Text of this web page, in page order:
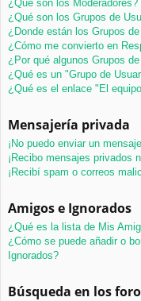
¿Qué son los Moderadores?
¿Qué son los Grupos de
¿Donde están los Grupos
¿Cómo me convierto en
¿Por qué algunos Grupos
¿Qué es un "Grupo de
¿Qué es el enlace "El
Mensajería privada
¡No puedo enviar un
¡Recibo mensajes privados
¡Recibí spam o correos
Amigos e Ignorados
¿Qué es la lista de Mis
¿Cómo se puede añadir o
Ignorados?
Búsqueda en los